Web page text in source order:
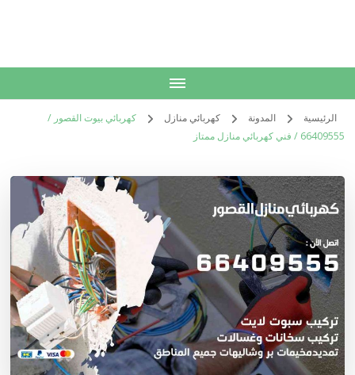
الرئيسية المدونة كهربائي منازل
كهربائي بيوت القصور /
66409555 / فني كهربائي منازل ممتاز